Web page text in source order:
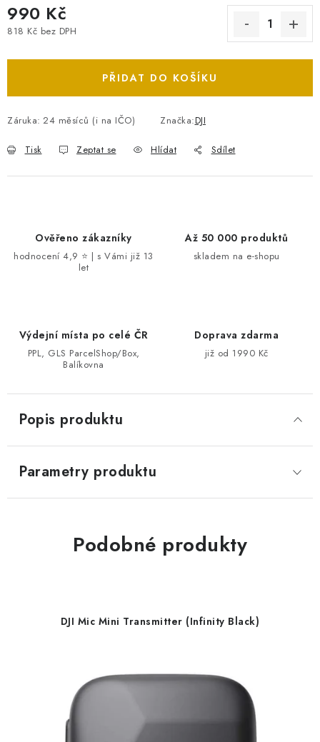
990 Kč
818 Kč bez DPH
PŘIDAT DO KOŠÍKU
Záruka: 24 měsíců (i na IČO) Značka:DJI
Tisk Zeptat se Hlídat Sdílet
Ověřeno zákazníky
hodnocení 4,9 ⭐ | s Vámi již 13
let
Až 50 000 produktů
skladem na e-shopu
Výdejní místa po celé ČR
PPL, GLS ParcelShop/Box,
Balíkovna
Doprava zdarma
již od 1990 Kč
Popis produktu
Parametry produktu
Podobné produkty
DJI Mic Mini Transmitter (Infinity Black)